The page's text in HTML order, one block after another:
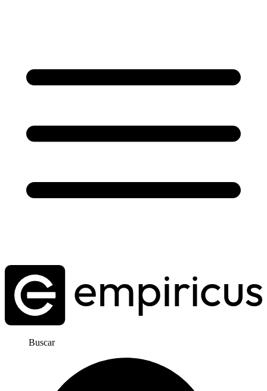
Buscar